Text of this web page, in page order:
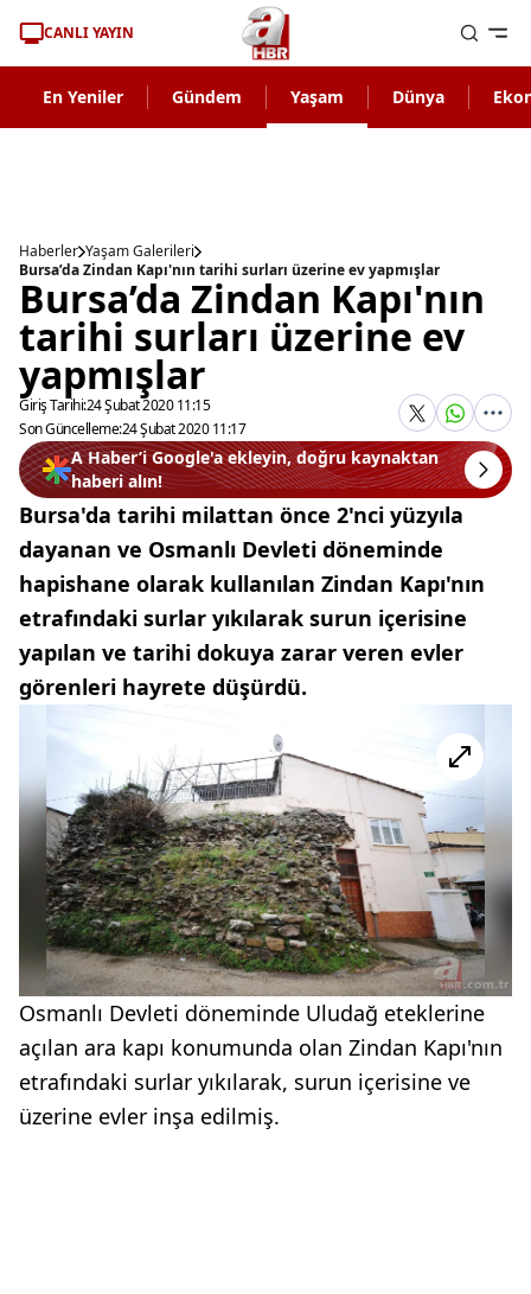
CANLI YAYIN
En Yeniler Gündem Yaşam Dünya
Haberler Yaşam Galerileri
Bursa’da Zindan Kapı'nın tarihi surları üzerine ev yapmışlar
Bursa’da Zindan Kapı'nın
tarihi surları üzerine ev
yapmışlar
Giriş Tarihi:24 Şubat 2020 11:15
Son Güncelleme:24 Şubat 2020 11:17
A Haber’i Google'a ekleyin, doğru kaynaktan
haberi alın!
Bursa'da tarihi milattan önce 2'nci yüzyıla
dayanan ve Osmanlı Devleti döneminde
hapishane olarak kullanılan Zindan Kapı'nın
etrafındaki surlar yıkılarak surun içerisine
yapılan ve tarihi dokuya zarar veren evler
görenleri hayrete düşürdü.
Osmanlı Devleti döneminde Uludağ eteklerine
açılan ara kapı konumunda olan Zindan Kapı'nın
etrafındaki surlar yıkılarak, surun içerisine ve
üzerine evler inşa edilmiş.